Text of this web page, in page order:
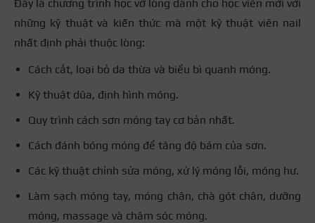
Đây là chương trình học vỡ lòng dành cho học viên mới với
những kỹ thuật và kiến thức mà một kỹ thuật viên nail
nhất định phải thuộc lòng:
Cách cắt, loại bỏ da thừa và biểu bì quanh móng.
Kỹ thuật dũa, định hình móng.
Quy trình cách sơn móng tay cơ bản nhất.
Cách đánh bóng móng để tăng độ bám của sơn.
Các kỹ thuật chỉnh sửa móng, xử lý móng lỗi, móng hư.
Làm sạch móng tay, móng chân, chà gót chân, dưỡng
móng, massage và chăm sóc móng.